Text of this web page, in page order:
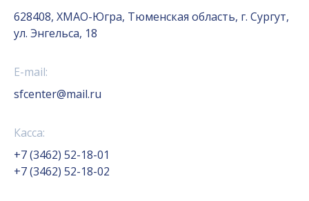
628408, ХМАО-Югра, Тюменская область, г. Сургут,
ул. Энгельса, 18
E-mail:
sfcenter@mail.ru
Касса:
+7 (3462) 52-18-01
+7 (3462) 52-18-02